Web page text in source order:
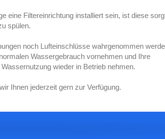
eine Filtereinrichtung installiert sein, ist diese
spülen.
noch Lufteinschlüsse wahrgenommen
Wassergebrauch vornehmen und Ihre
wieder in Betrieb nehmen.
Ihnen jederzeit gern zur Verfügung.